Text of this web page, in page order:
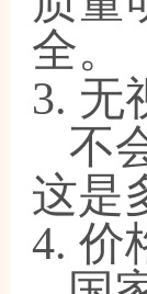
全。
3. 无
不
这是
4. 价